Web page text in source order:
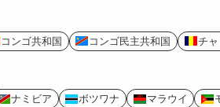
コンゴ共和国 コンゴ民主共和国 チャ
ナミビア ボツワナ マラウイ